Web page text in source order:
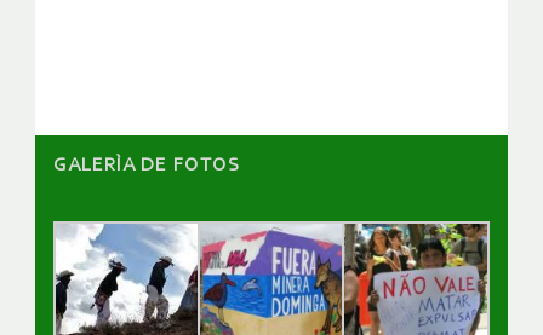
GALERÌA DE FOTOS